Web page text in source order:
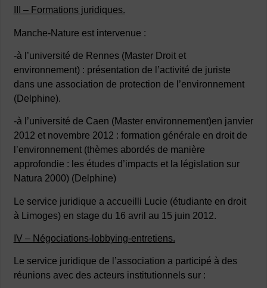
III – Formations juridiques.
Manche-Nature est intervenue :
-à l’université de Rennes (Master Droit et
environnement) : présentation de l’activité de juriste
dans une association de protection de l’environnement
(Delphine).
-à l’université de Caen (Master environnement)en janvier
2012 et novembre 2012 : formation générale en droit de
l’environnement (thèmes abordés de manière
approfondie : les études d’impacts et la législation sur
Natura 2000) (Delphine)
Le service juridique a accueilli Lucie (étudiante en droit
à Limoges) en stage du 16 avril au 15 juin 2012.
IV – Négociations-lobbying-entretiens.
Le service juridique de l’association a participé à des
réunions avec des acteurs institutionnels sur :